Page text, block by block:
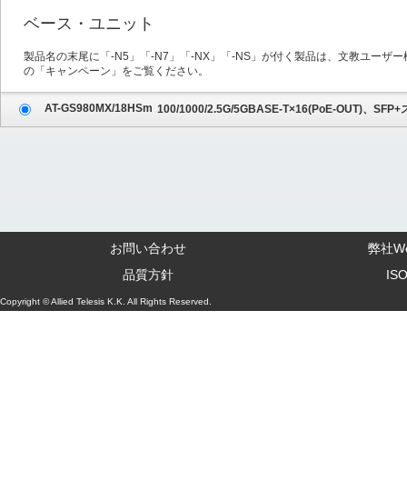
ベース・ユニット
製品名の末尾に「-N5」「-N7」「-NX」「-NS」が付く製品は、文教ユーザ
の「キャンペーン」をご覧ください。
AT-GS980MX/18HSm 100/1000/2.5G/5GBASE-T×16(PoE-OUT)、SFP+
お問い合わせ
弊社
品質方針
Copyright © Allied Telesis K.K. All Rights Reserved.